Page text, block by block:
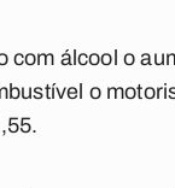
álcool o
o